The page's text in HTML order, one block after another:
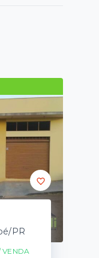
PR
VENDA